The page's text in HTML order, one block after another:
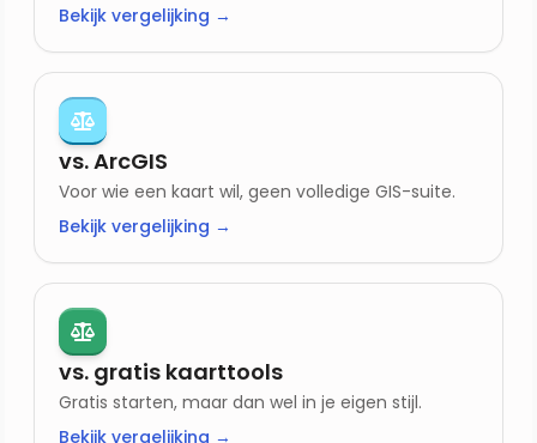
Bekijk vergelijking →
vs. ArcGIS
Voor wie een kaart wil, geen volledige GIS-suite.
Bekijk vergelijking →
vs. gratis kaarttools
Gratis starten, maar dan wel in je eigen stijl.
Bekijk vergelijking →